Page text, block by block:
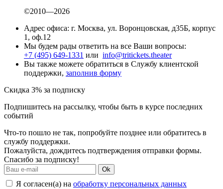
©2010—2026
Адрес офиса: г. Москва, ул. Воронцовская, д35Б, корпус
1, оф.12
Мы будем рады ответить на все Ваши вопросы:
+7 (495) 649-1331 или info@tritickets.theater
Вы также можете обратиться в Службу клиентской
поддержки, заполнив форму
Скидка 3% за подписку
Подпишитесь на рассылку, чтобы быть в курсе последних
событий
Что-то пошло не так, попробуйте позднее или обратитесь в
службу поддержки.
Пожалуйста, дождитесь подтверждения отправки формы.
Спасибо за подписку!
Ok
Я согласен(а) на обработку персональных данных